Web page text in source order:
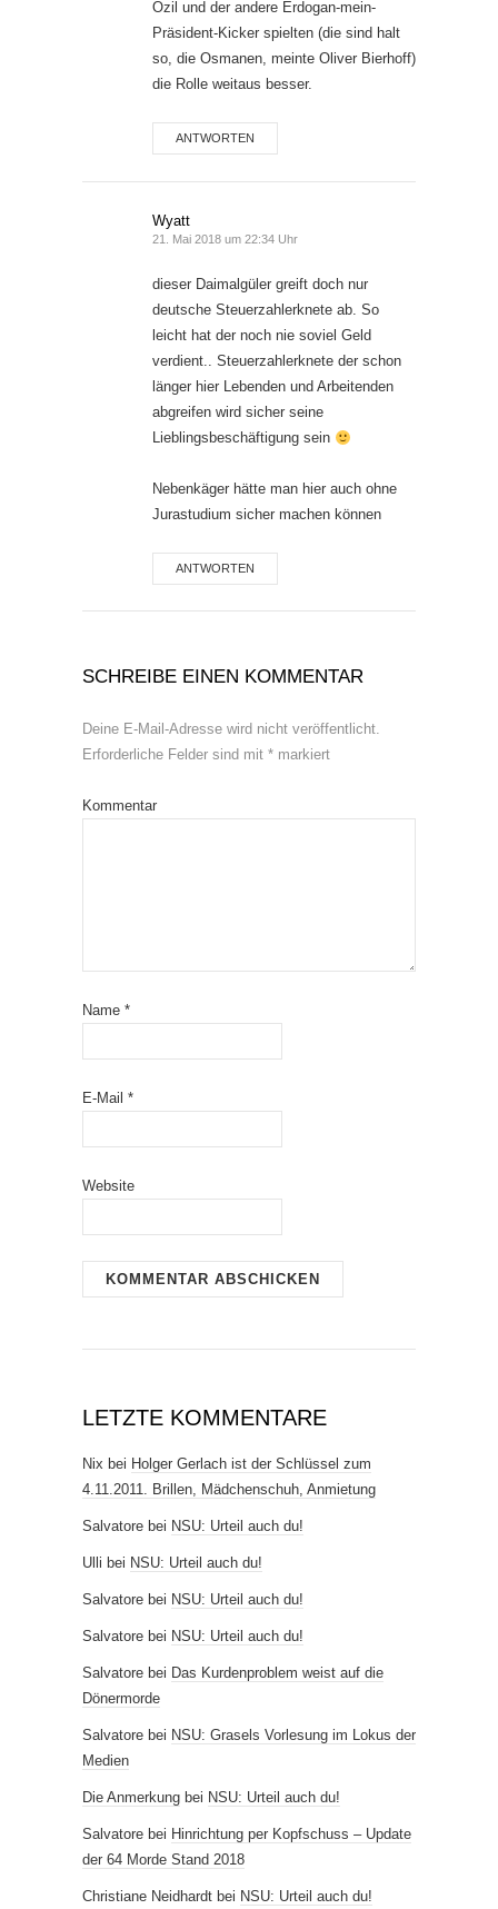
Özil und der andere Erdogan-mein-
Präsident-Kicker spielten (die sind halt
so, die Osmanen, meinte Oliver Bierhoff)
die Rolle weitaus besser.
ANTWORTEN
Wyatt
21. Mai 2018 um 22:34 Uhr
dieser Daimalgüler greift doch nur
deutsche Steuerzahlerknete ab. So
leicht hat der noch nie soviel Geld
verdient.. Steuerzahlerknete der schon
länger hier Lebenden und Arbeitenden
abgreifen wird sicher seine
Lieblingsbeschäftigung sein
Nebenkäger hätte man hier auch ohne
Jurastudium sicher machen können
ANTWORTEN
SCHREIBE EINEN KOMMENTAR
Deine E-Mail-Adresse wird nicht veröffentlicht.
Erforderliche Felder sind mit * markiert
Kommentar
Name *
E-Mail *
Website
LETZTE KOMMENTARE
Nix bei Holger Gerlach ist der Schlüssel zum
4.11.2011. Brillen, Mädchenschuh, Anmietung
Salvatore bei NSU: Urteil auch du!
Ulli bei NSU: Urteil auch du!
Salvatore bei NSU: Urteil auch du!
Salvatore bei NSU: Urteil auch du!
Salvatore bei Das Kurdenproblem weist auf die
Dönermorde
Salvatore bei NSU: Grasels Vorlesung im Lokus der
Medien
Die Anmerkung bei NSU: Urteil auch du!
Salvatore bei Hinrichtung per Kopfschuss – Update
der 64 Morde Stand 2018
Christiane Neidhardt bei NSU: Urteil auch du!